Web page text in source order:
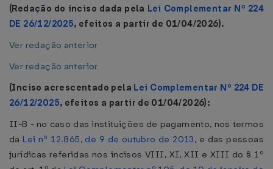
(Redação do inciso dada pela Lei Complementar Nº 224
DE 26/12/2025, efeitos a partir de 01/04/2026).
Ver redação anterior
Ver redação anterior
(Inciso acrescentado pela Lei Complementar Nº 224 DE
26/12/2025, efeitos a partir de 01/04/2026):
II-B - no caso das instituições de pagamento, nos termos
da Lei nº 12.865, de 9 de outubro de 2013, e das pessoas
jurídicas referidas nos incisos VIII, XI, XII e XIII do § 1º